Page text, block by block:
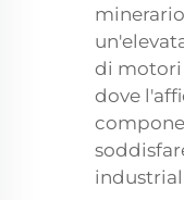
di motori
dove